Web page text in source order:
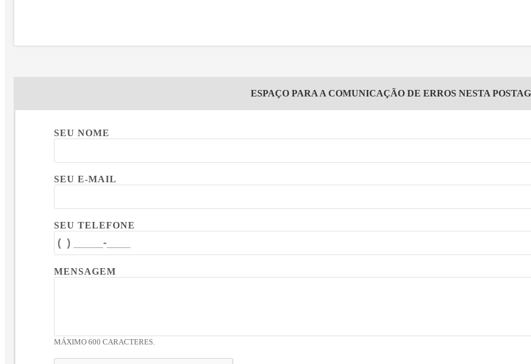
ESPAÇO PARA A COMUNICAÇÃO DE ERROS NESTA
SEU NOME
SEU E-MAIL
SEU TELEFONE
MENSAGEM
MÁXIMO 600 CARACTERES.